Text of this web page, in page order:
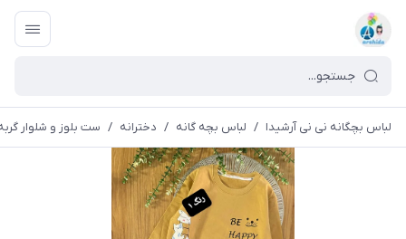
لباس بچگانه نی نی آرشیدا / لباس بچه گانه / دخترانه / ست بلوز و شلوار گربه